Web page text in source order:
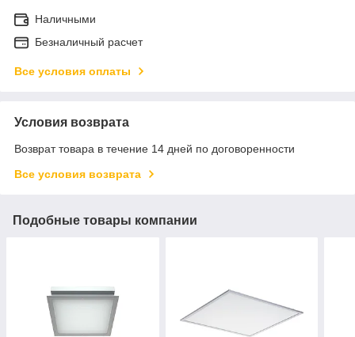
Наличными
Безналичный расчет
Все условия оплаты
Условия возврата
Возврат товара в течение 14 дней по договоренности
Все условия возврата
Подобные товары компании